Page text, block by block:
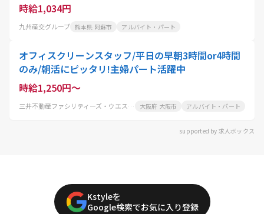
時給1,034円
九州産交グループ 熊本県 阿蘇市 アルバイト・パート
オフィスクリーンスタッフ/平日の早朝3時間or4時間
のみ/朝活にピッタリ!主婦パート活躍中
時給1,250円～
三井不動産ファシリティーズ・ウエスト株式会社 大阪府 大阪市 アルバイト・パート
supported by 求人ボックス
Kstyleを
Google検索でお気に入り登録